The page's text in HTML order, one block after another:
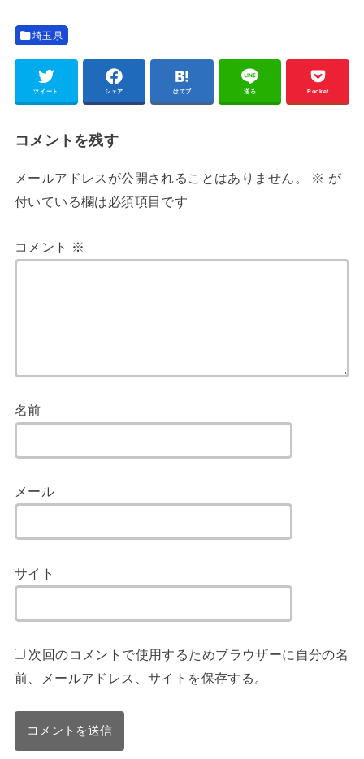
埼玉県
ツイート シェア はてブ 送る Pocket
コメントを残す
メールアドレスが公開されることはありません。 ※ が
付いている欄は必須項目です
コメント ※
名前
メール
サイト
次回のコメントで使用するためブラウザーに自分の名
前、メールアドレス、サイトを保存する。